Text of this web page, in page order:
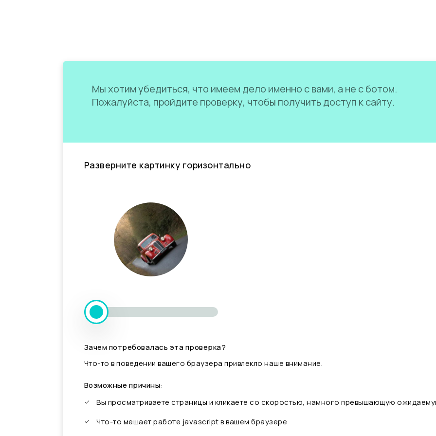
Мы хотим убедиться, что имеем дело именно с вами, а не с ботом.
Пожалуйста, пройдите проверку, чтобы получить доступ к сайту.
Разверните картинку горизонтально
Зачем потребовалась эта проверка?
Что-то в поведении вашего браузера привлекло наше внимание.
Возможные причины:
Вы просматриваете страницы и кликаете со скоростью, намного превышающую
Что-то мешает работе javascript в вашем браузере